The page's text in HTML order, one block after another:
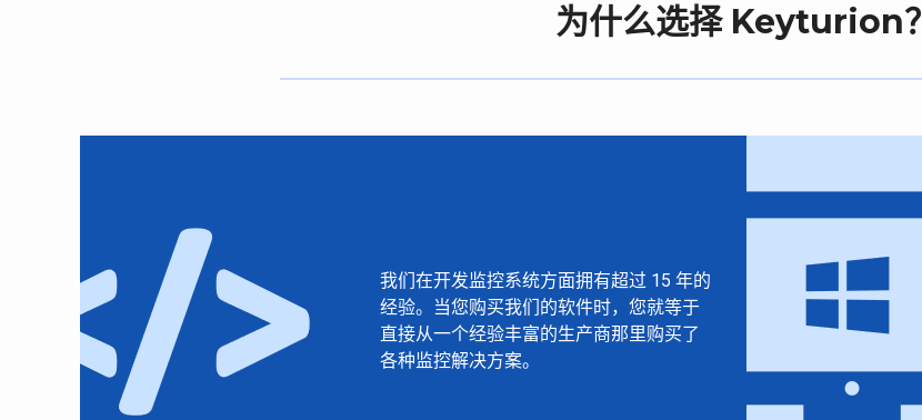
为什么选择 Keyturion？
我们在开发监控系统方面拥有超过 15 年的
经验。当您购买我们的软件时，您就等于
直接从一个经验丰富的生产商那里购买了
各种监控解决方案。